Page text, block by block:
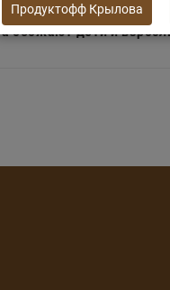
обожают дети и
Продуктофф Крылова